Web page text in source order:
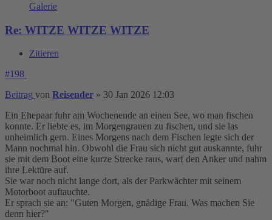
Galerie
Re: WITZE WITZE WITZE
Zitieren
#198
Beitrag von Reisender » 30 Jan 2026 12:03
Ein Ehepaar fuhr am Wochenende an einen See, wo man fischen
konnte. Er liebte es, im Morgengrauen zu fischen, und sie las
unheimlich gern. Eines Morgens nach dem Fischen legte sich der
Mann nochmal hin. Obwohl die Frau sich nicht gut auskannte, fuhr
sie mit dem Boot eine kurze Strecke raus, warf den Anker und nahm
ihre Lektüre auf.
Sie war noch nicht lange dort, als der Parkwächter mit seinem
Motorboot auftauchte.
Er sprach sie an: "Guten Morgen, gnädige Frau. Was machen Sie
denn hier?"